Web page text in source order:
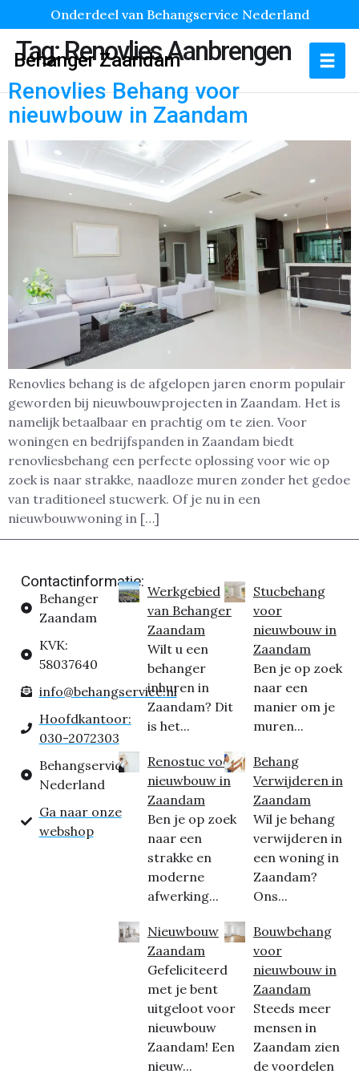
Onderdeel van Behangservice Nederland
Behanger Zaandam
Tag:Renovlies Aanbrengen
Renovlies Behang voor
nieuwbouw in Zaandam
Renovlies behang is de afgelopen jaren enorm populair
geworden bij nieuwbouwprojecten in Zaandam. Het is
namelijk betaalbaar en prachtig om te zien. Voor
woningen en bedrijfspanden in Zaandam biedt
renovliesbehang een perfecte oplossing voor wie op
zoek is naar strakke, naadloze muren zonder het gedoe
van traditioneel stucwerk. Of je nu in een
nieuwbouwwoning in […]
Contactinformatie:
Behanger
Zaandam
KVK:
58037640
info@behangservice.nl
Hoofdkantoor:
030-2072303
Behangservice
Nederland
Ga naar onze
webshop
Werkgebied
van Behanger
Zaandam
Wilt u een
behanger
inhuren in
Zaandam? Dit
is het...
Renostuc voor
nieuwbouw in
Zaandam
Ben je op zoek
naar een
strakke en
moderne
afwerking...
Nieuwbouw
Zaandam
Gefeliciteerd
met je bent
uitgeloot voor
nieuwbouw
Zaandam! Een
nieuw...
Stucbehang
voor
nieuwbouw in
Zaandam
Ben je op zoek
naar een
manier om je
muren...
Behang
Verwijderen in
Zaandam
Wil je behang
verwijderen in
een woning in
Zaandam?
Ons...
Bouwbehang
voor
nieuwbouw in
Zaandam
Steeds meer
mensen in
Zaandam zien
de voordelen